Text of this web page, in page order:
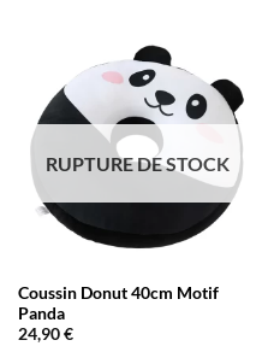
RUPTURE DE STOCK
Coussin Donut 40cm Motif
Panda
24,90€